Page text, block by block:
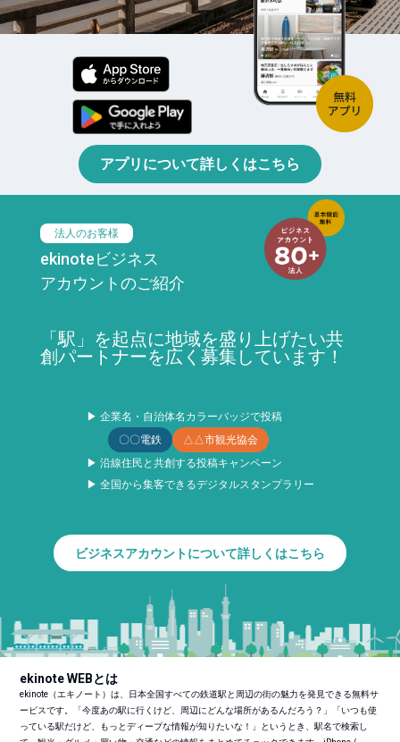
アプリについて詳しくはこちら
法人のお客様
ekinoteビジネス
アカウントのご紹介
「駅」を起点に地域を盛り上げたい共
創パートナーを広く募集しています！
▶ 企業名・自治体名カラーバッジで投稿
〇〇電鉄
△△市観光協会
▶ 沿線住民と共創する投稿キャンペーン
▶ 全国から集客できるデジタルスタンプラリー
ビジネスアカウントについて詳しくはこちら
ekinote WEBとは
ekinote（エキノート）は、日本全国すべての鉄道駅と周辺の街の魅力を発見できる無料サ
ービスです。「今度あの駅に行くけど、周辺にどんな場所があるんだろう？」「いつも使
っている駅だけど、もっとディープな情報が知りたいな！」というとき、駅名で検索し